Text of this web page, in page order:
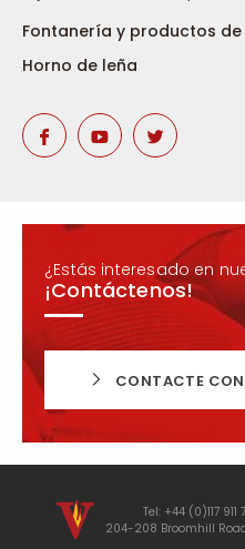
Fontanería y productos
Horno de leña
¿Estás interesado en
¡Contáctenos!
CONTACTE CON
Tel: +44 (0)117 911
204-208 Broomhill